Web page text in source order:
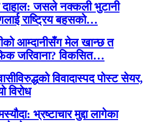
दाहाल: जसले नक्कली भुटानी
राष्ट्रिय बहसको…
आम्दानीसँग मेल खान्छ त
जरिवाना? विकसित…
विवादास्पद पोस्ट सेयर,
विरोध
भ्रष्टाचार मुद्दा लागेका